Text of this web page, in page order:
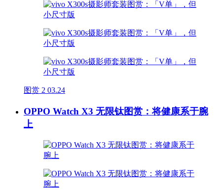
图赏 2 03.24
OPPO Watch X3 无限钛图赏：将健康系于腕
上